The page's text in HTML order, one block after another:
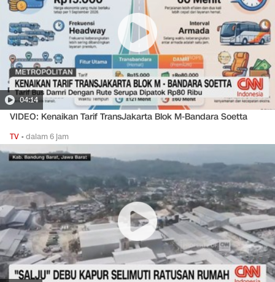
04:14
VIDEO: Kenaikan Tarif TransJakarta Blok M-Bandara Soetta
TV •dalam 6 jam